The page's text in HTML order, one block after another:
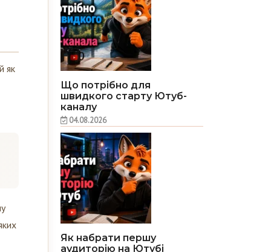
як
Що потрібно для
швидкого старту Ютуб-
каналу
04.08.2026
Як набрати першу
аудиторію на Ютубі